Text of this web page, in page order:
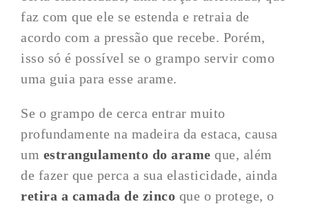
faz com que ele se estenda e retraia de
acordo com a pressão que recebe. Porém,
isso só é possível se o grampo servir como
uma guia para esse arame.
Se o grampo de cerca entrar muito
profundamente na madeira da estaca, causa
um estrangulamento do arame que, além
de fazer que perca a sua elasticidade, ainda
retira a camada de zinco que o protege, o